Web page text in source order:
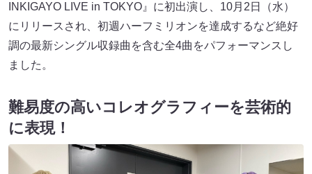
INKIGAYO LIVE in TOKYO』に初出演し、10月2日（水）
にリリースされ、初週ハーフミリオンを達成するなど絶好
調の最新シングル収録曲を含む全4曲をパフォーマンスし
ました。
難易度の高いコレオグラフィーを芸術的
に表現！